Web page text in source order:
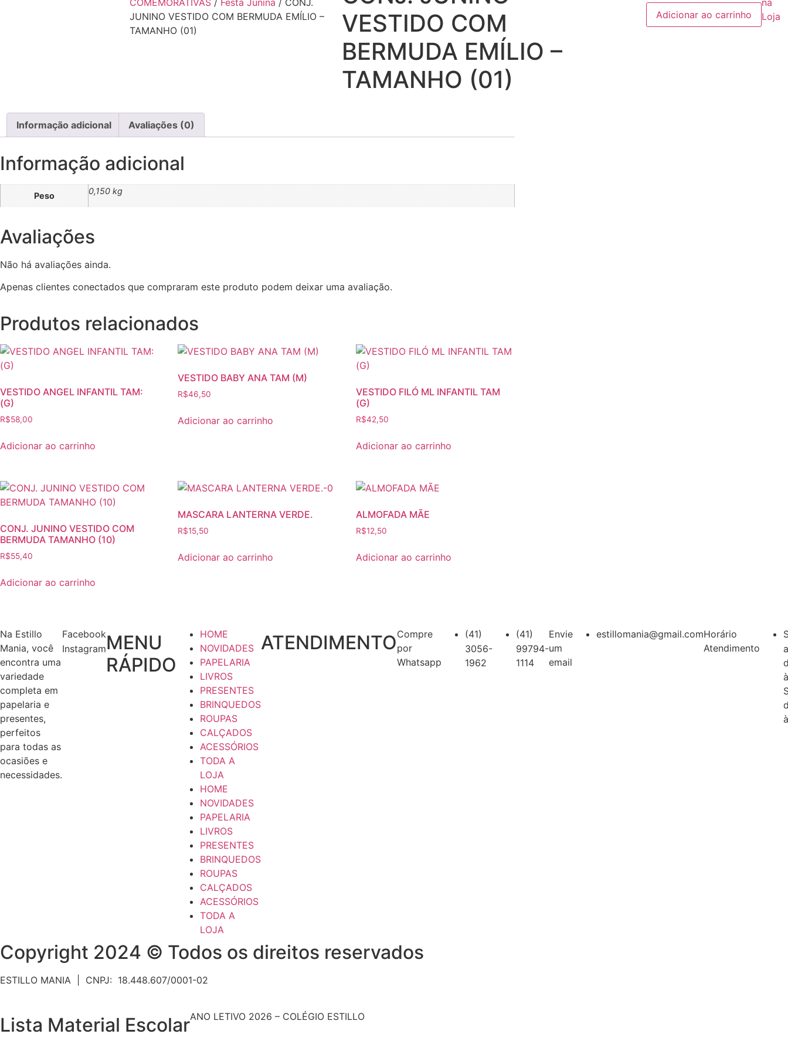
COMEMORATIVAS/ Festa Junina / CONJ.
JUNINO VESTIDO COM BERMUDA EMÍLIO –
TAMANHO (01)
VESTIDO COM
BERMUDA EMÍLIO –
TAMANHO (01)
CONJ.
JUNINO
VESTIDO
Adicionar ao carrinho
na
Loja
Informação adicional Avaliações (0)
Informação adicional
Peso 0,150 kg
Avaliações
Não há avaliações ainda.
Apenas clientes conectados que compraram este produto podem deixar uma avaliação.
Produtos relacionados
VESTIDO ANGEL INFANTIL TAM:
(G)
R$58,00
Adicionar ao carrinho
VESTIDO BABY ANA TAM (M)
R$46,50
Adicionar ao carrinho
VESTIDO FILÓ ML INFANTIL TAM
(G)
R$42,50
Adicionar ao carrinho
CONJ. JUNINO VESTIDO COM
BERMUDA TAMANHO (10)
R$55,40
Adicionar ao carrinho
MASCARA LANTERNA VERDE.
R$15,50
Adicionar ao carrinho
ALMOFADA MÃE
R$12,50
Adicionar ao carrinho
Na Estillo
Mania, você
encontra uma
variedade
completa em
papelaria e
presentes,
perfeitos
para todas as
ocasiões e
necessidades.
Facebook
InstagramMENU
RÁPIDO
HOME
NOVIDADES
PAPELARIA
LIVROS
PRESENTES
BRINQUEDOS
ROUPAS
CALÇADOS
ACESSÓRIOS
TODA A
LOJA
HOME
NOVIDADES
PAPELARIA
LIVROS
PRESENTES
BRINQUEDOS
ROUPAS
CALÇADOS
ACESSÓRIOS
TODA A
LOJA
ATENDIMENTOCompre
por
Whatsapp
(41)
3056-
1962
(41)
99794-
1114
Envie
um
email
estillomania@gmail.comHorário
Atendimento
Copyright 2024 © Todos os direitos reservados
ESTILLO MANIA | CNPJ: 18.448.607/0001-02
Lista Material EscolarANO LETIVO 2026 – COLÉGIO ESTILLO